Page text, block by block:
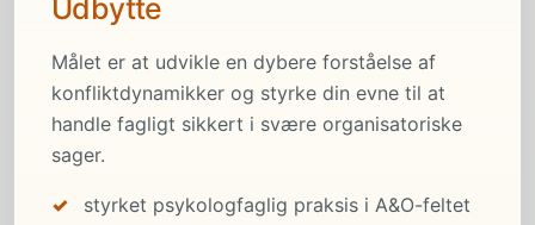
Udbytte
Målet er at udvikle en dybere forståelse af
konfliktdynamikker og styrke din evne til at
handle fagligt sikkert i svære organisatoriske
sager.
styrket psykologfaglig praksis i A&O-feltet